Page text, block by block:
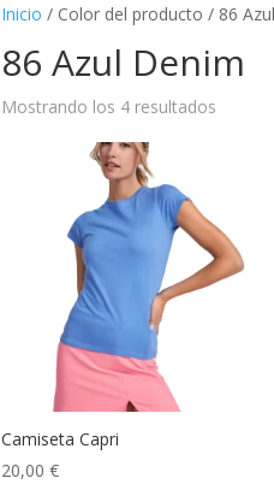
Inicio / Color del producto / 86
86 Azul Denim
Mostrando los 4 resultados
Camiseta Capri
20,00€